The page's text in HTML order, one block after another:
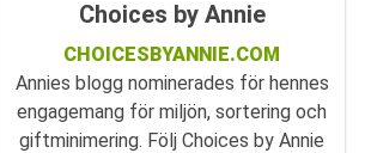
Choices by Annie
CHOICESBYANNIE.COM
Annies blogg nominerades för hennes
engagemang för miljön, sortering och
giftminimering. Följ Choices by Annie